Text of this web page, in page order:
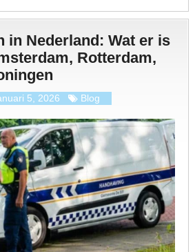
in Nederland: Wat er is
Rotterdam,
5, 2026 Blog